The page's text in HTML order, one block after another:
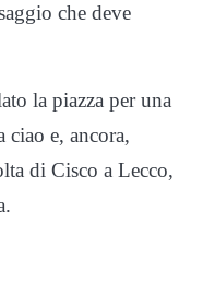
che deve
la piazza per una
ciao e, ancora,
di Cisco a Lecco,